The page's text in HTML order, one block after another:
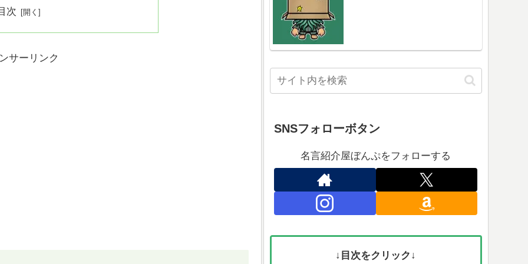
次
サーリンク
SNSフォローボタン
名言紹介屋ぼんぷをフォローする
↓目次をクリック↓